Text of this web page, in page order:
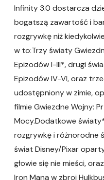
Infinity 3.0 dostarcza
bogatszą zawartość i
rozgrywkę niż
w to:Trzy światy
Epizodów I-III*, drugi
Epizodów IV-VI, oraz
udostępniony w zimie,
filmie Gwiezdne Wojny:
Mocy.Dodatkowe
rozgrywkę i różnorodne
świat Disney/Pixar
głowie się nie mieści,
Iron Mana w zbroi